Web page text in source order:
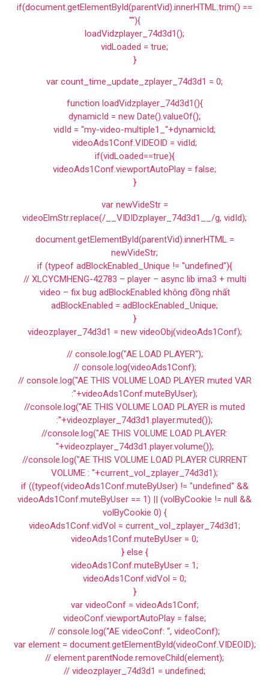
if(document.getElementById(parentVid).innerHTML.trim() ==
""){
loadVidzplayer_74d3d1();
vidLoaded = true;
}
var count_time_update_zplayer_74d3d1 = 0;
function loadVidzplayer_74d3d1(){
dynamicId = new Date().valueOf();
vidId = "my-video-multiple1_"+dynamicId;
videoAds1Conf.VIDEOID = vidId;
if(vidLoaded==true){
videoAds1Conf.viewportAutoPlay = false;
}
var newVideStr =
videoElmStr.replace(/__VIDIDzplayer_74d3d1__/g, vidId);
document.getElementById(parentVid).innerHTML =
newVideStr;
if (typeof adBlockEnabled_Unique != "undefined"){
// XLCYCMHENG-42783 – player – async lib ima3 + multi
video – fix bug adBlockEnabled không đồng nhất
adBlockEnabled = adBlockEnabled_Unique;
}
videozplayer_74d3d1 = new videoObj(videoAds1Conf);
// console.log("AE LOAD PLAYER");
// console.log(videoAds1Conf);
// console.log("AE THIS VOLUME LOAD PLAYER muted VAR
:"+videoAds1Conf.muteByUser);
//console.log("AE THIS VOLUME LOAD PLAYER is muted
:"+videozplayer_74d3d1.player.muted());
//console.log("AE THIS VOLUME LOAD PLAYER:
"+videozplayer_74d3d1.player.volume());
//console.log("AE THIS VOLUME LOAD PLAYER CURRENT
VOLUME : "+current_vol_zplayer_74d3d1);
if ((typeof(videoAds1Conf.muteByUser) != "undefined" &&
videoAds1Conf.muteByUser == 1) || (volByCookie != null &&
volByCookie 0) {
videoAds1Conf.vidVol = current_vol_zplayer_74d3d1;
videoAds1Conf.muteByUser = 0;
} else {
videoAds1Conf.muteByUser = 1;
videoAds1Conf.vidVol = 0;
}
var videoConf = videoAds1Conf;
videoConf.viewportAutoPlay = false;
// console.log(“AE videoConf: “, videoConf);
var element = document.getElementById(videoConf.VIDEOID);
// element.parentNode.removeChild(element);
// videozplayer_74d3d1 = undefined;